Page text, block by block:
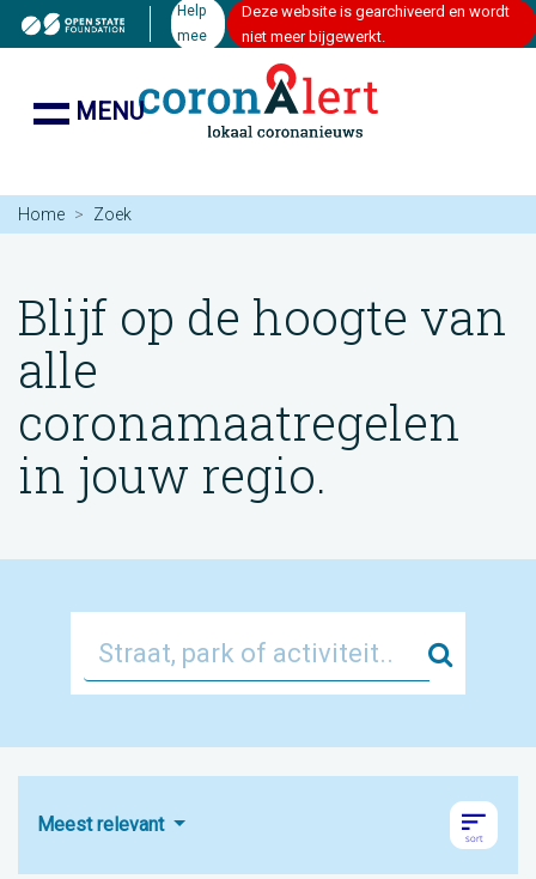
Help
mee
Deze website is gearchiveerd en wordt
niet meer bijgewerkt.
MENU
Home Zoek
Blijf op de hoogte van
alle
coronamaatregelen
in jouw regio.
Zoek
Meest relevant